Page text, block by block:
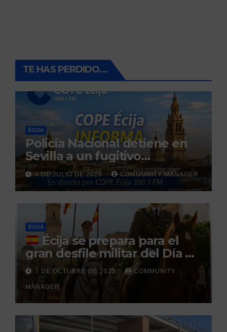
TE HAS PERDIDO...
ÉCIJA
Policía Nacional detiene en
Sevilla a un fugitivo
reclamado por narcotráfico
tras no regresar a prisión
durante un permiso
penitenciario
4 DE JULIO DE 2026 COMMUNITY MANAGER
ÉCIJA
Écija se prepara para el
gran desfile militar del Día de
la Hispanidad organizado por
el Centro Militar de Cría
Caballar
7 DE OCTUBRE DE 2025 COMMUNITY
MANAGER